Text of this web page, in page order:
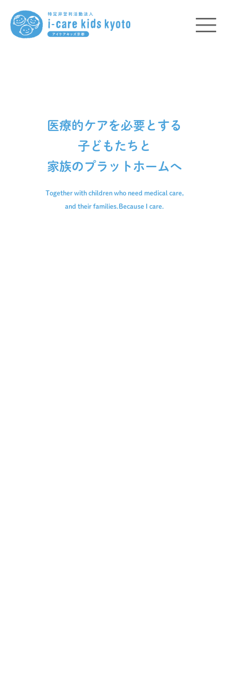
医療的ケアを必要とする
子どもたちと
家族のプラットホームへ
Together with children who need medical care,
and their families.Because I care.